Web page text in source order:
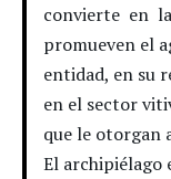
convierte en
promueven el
entidad, en su
en el sector
que le otorgan
El archipiélago